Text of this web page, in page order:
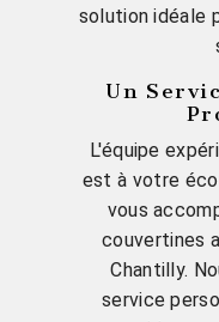
solution idéale
Un
L'équipe
est à votre
vous
couvertines
Chantilly.
service